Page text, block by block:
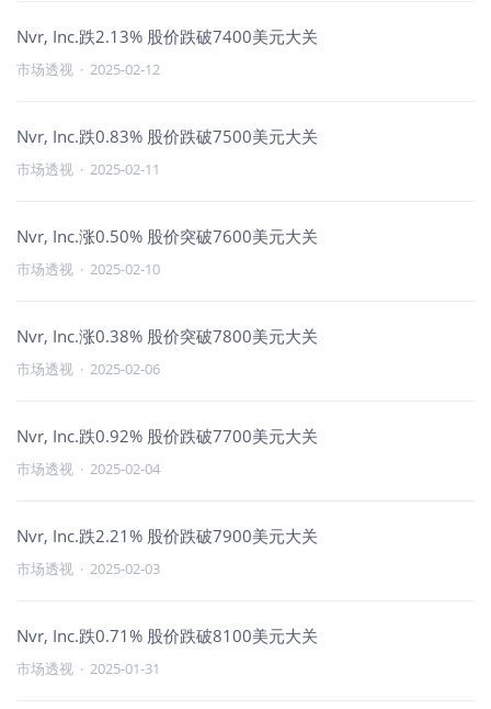
Nvr, Inc.跌2.13% 股价跌破7400美元大关
市场透视 · 2025-02-12
Nvr, Inc.跌0.83% 股价跌破7500美元大关
市场透视 · 2025-02-11
Nvr, Inc.涨0.50% 股价突破7600美元大关
市场透视 · 2025-02-10
Nvr, Inc.涨0.38% 股价突破7800美元大关
市场透视 · 2025-02-06
Nvr, Inc.跌0.92% 股价跌破7700美元大关
市场透视 · 2025-02-04
Nvr, Inc.跌2.21% 股价跌破7900美元大关
市场透视 · 2025-02-03
Nvr, Inc.跌0.71% 股价跌破8100美元大关
市场透视 · 2025-01-31